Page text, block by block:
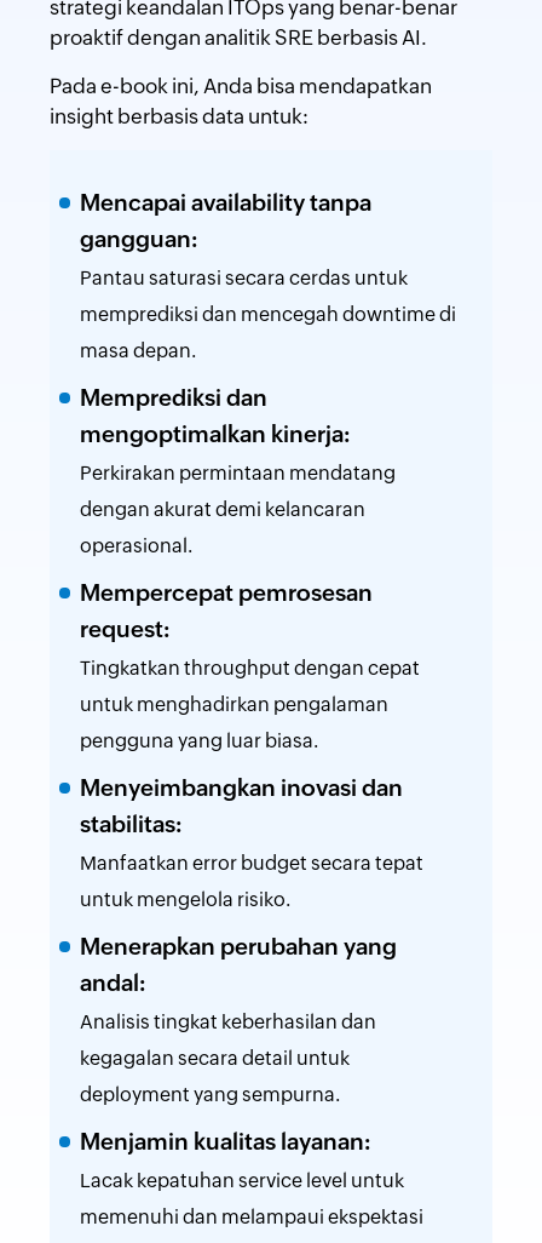
strategi keandalan ITOps yang benar-benar
proaktif dengan analitik SRE berbasis AI.
Pada e-book ini, Anda bisa mendapatkan
insight berbasis data untuk:
Mencapai availability tanpa
gangguan:
Pantau saturasi secara cerdas untuk
memprediksi dan mencegah downtime di
masa depan.
Memprediksi dan
mengoptimalkan kinerja:
Perkirakan permintaan mendatang
dengan akurat demi kelancaran
operasional.
Mempercepat pemrosesan
request:
Tingkatkan throughput dengan cepat
untuk menghadirkan pengalaman
pengguna yang luar biasa.
Menyeimbangkan inovasi dan
stabilitas:
Manfaatkan error budget secara tepat
untuk mengelola risiko.
Menerapkan perubahan yang
andal:
Analisis tingkat keberhasilan dan
kegagalan secara detail untuk
deployment yang sempurna.
Menjamin kualitas layanan:
Lacak kepatuhan service level untuk
memenuhi dan melampaui ekspektasi